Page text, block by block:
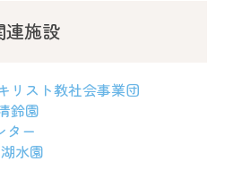
連施設
リスト教社会事業団
鈴園
ター
水園